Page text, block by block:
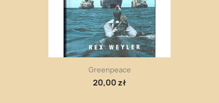
Greenpeace
20,00 zł